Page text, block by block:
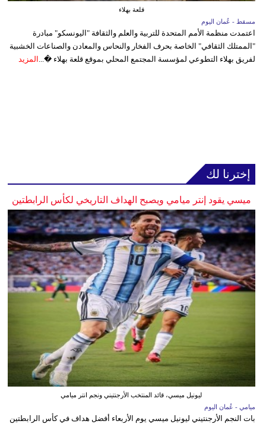
قلعة بهلاء
مسقط - عُمان اليوم
اعتمدت منظمة الأمم المتحدة للتربية والعلم والثقافة "اليونسكو" مبادرة
"الممتلك الثقافي" الخاصة بحرف الفخار والنحاس والمعادن والصناعات الخشبية
لفريق بهلاء التطوعي لمؤسسة المجتمع المحلي بموقع قلعة بهلاء �... المزيد
إخترنا لك
ميسي يقود إنتر ميامي ويصبح الهداف التاريخي لكأس الرابطتين
ليونيل ميسي، قائد المنتخب الأرجنتيني ونجم انتر ميامي
ميامي - عُمان اليوم
بات النجم الأرجنتيني ليونيل ميسي يوم الأربعاء أفضل هداف في كأس الرابطتين